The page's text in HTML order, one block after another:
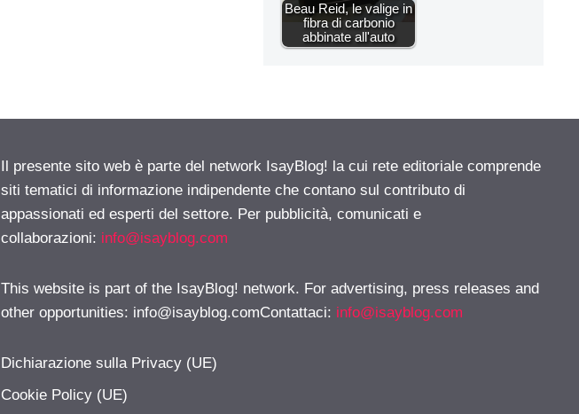
Beau Reid, le valige in
fibra di carbonio
abbinate all'auto
Il presente sito web è parte del network IsayBlog! la cui rete editoriale comprende
siti tematici di informazione indipendente che contano sul contributo di
appassionati ed esperti del settore. Per pubblicità, comunicati e
collaborazioni: info@isayblog.com
This website is part of the IsayBlog! network. For advertising, press releases and
other opportunities: info@isayblog.comContattaci: info@isayblog.com
Dichiarazione sulla Privacy (UE)
Cookie Policy (UE)